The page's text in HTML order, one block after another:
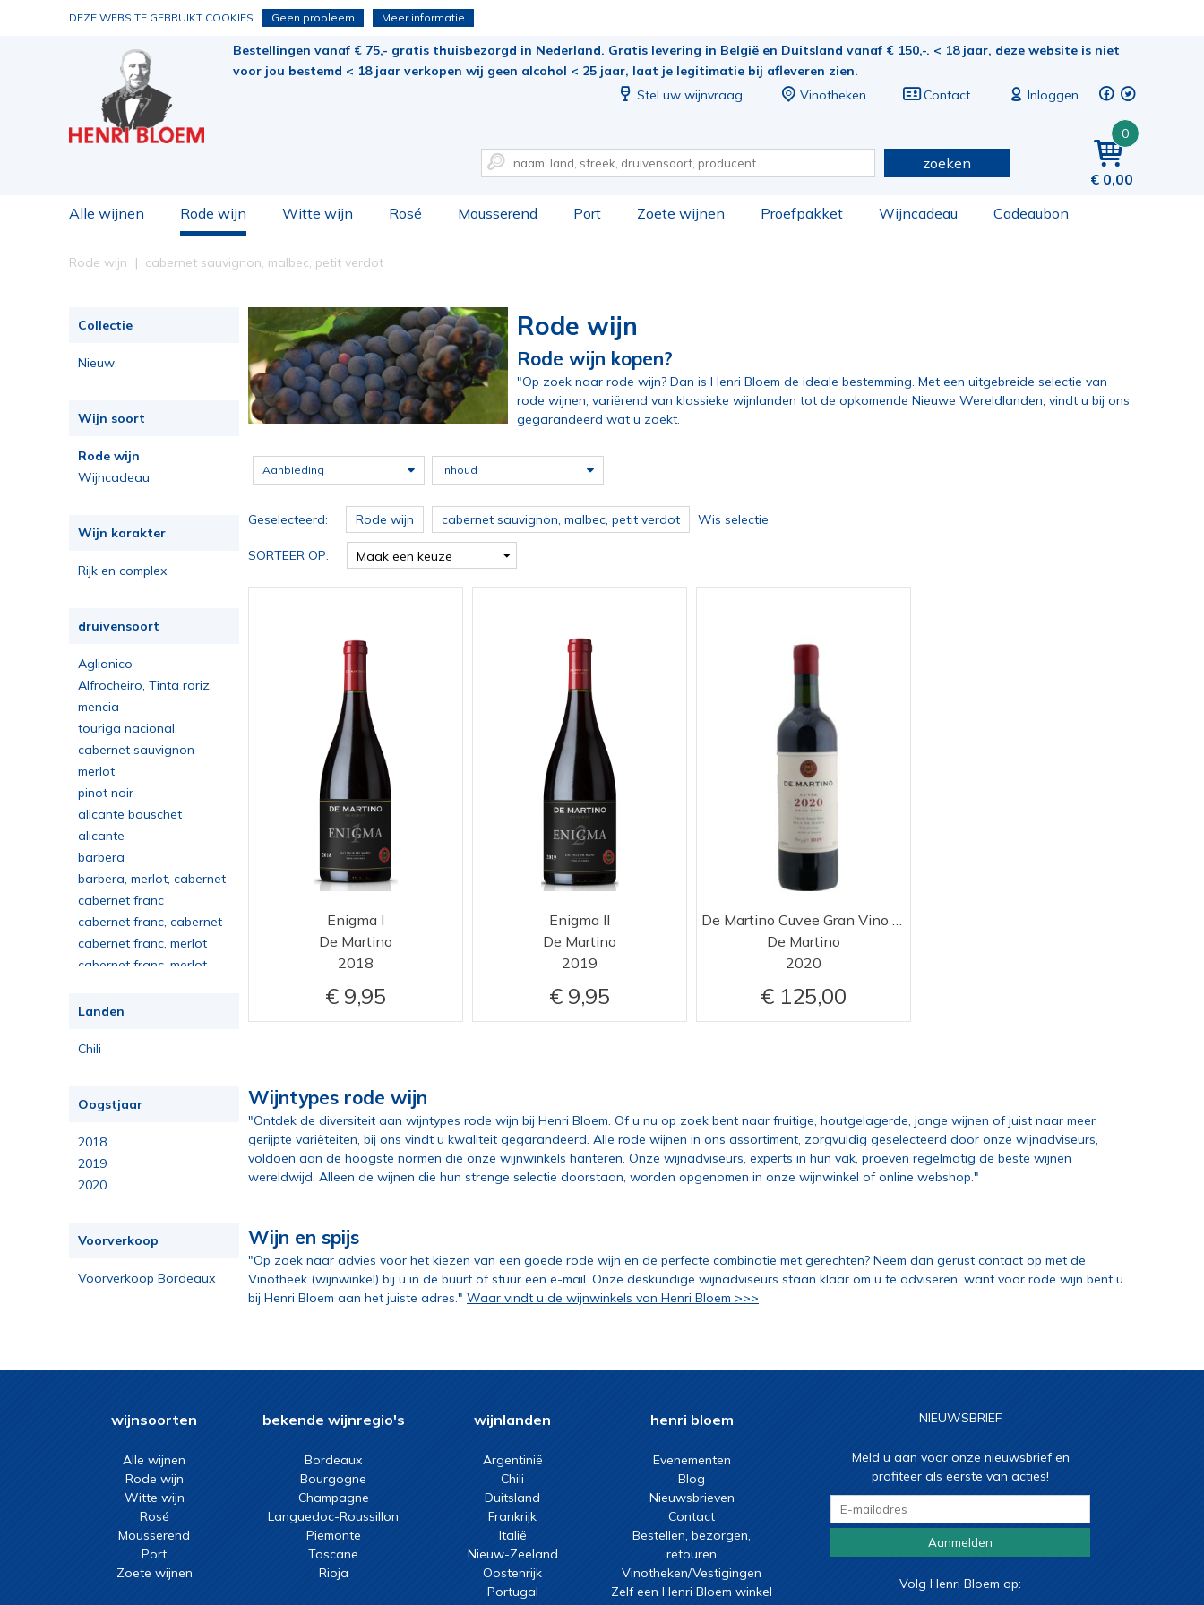
DEZE WEBSITE GEBRUIKT COOKIES Geen probleem Meer informatie
Bestellingen vanaf € 75,- gratis thuisbezorgd in Nederland. Gratis levering in België en Duitsland vanaf € 150,-. < 18 jaar, deze website is niet
voor jou bestemd < 18 jaar verkopen wij geen alcohol < 25 jaar, laat je legitimatie bij afleveren zien.
Stel uw wijnvraag
Vinotheken Contact Inloggen
0
0,00
zoeken
Alle wijnen Rode wijn Witte wijn Rosé Mousserend Port Zoete wijnen Proefpakket Wijncadeau Cadeaubon
Rode wijn cabernet sauvignon, malbec, petit verdot
Collectie
Nieuw
Wijn soort
Rode wijn
Wijncadeau
Wijn karakter
Rijk en complex
druivensoort
Aglianico
Alfrocheiro, Tinta roriz,
Jaen
mencia
touriga nacional,
aragonez, alicante bouschet
cabernet sauvignon
merlot
pinot noir
alicante bouschet
alicante
bouschet,trincadeira
barbera
barbera, merlot, cabernet
sauvignon
cabernet franc
cabernet franc, cabernet
sauvignon, merlot
cabernet franc, merlot
cabernet franc, merlot,
cabernet franc, merlot
cabernet sauvignon,
verdot, carménère
carménère, merlot
cabernet sauvignon,
malbec, petit verdot
cabernet sauvignon, merlot
cabernet sauvignon,
merlot, cabernet franc
cabernet sauvignon,
merlot, cabernet franc, petit
cabernet sauvignon,
merlot, petit verdot, cabernet
cabernet sauvignon,
merlot, syrah, sangiovese
cabernet sauvignon,
Tempranillo, Syrah
cannonau en lokale
carignan, grenache noir,
carinyena, garnacha,
cabernet sauvignon, syrah
carménère
castelão, syrah
Chardonnay, Petit Meslier,
Blanc Vrai, Arbanne
cinsault
cinsault, grenache,
Landen
Chili
Oogstjaar
2018
2019
2020
Voorverkoop
Voorverkoop Bordeaux
Rode wijn
Rode wijn kopen?
"Op zoek naar rode wijn? Dan is Henri Bloem de ideale bestemming. Met een uitgebreide selectie van
rode wijnen, variërend van klassieke wijnlanden tot de opkomende Nieuwe Wereldlanden, vindt u bij ons
gegarandeerd wat u zoekt.
Aanbieding inhoud
Geselecteerd: Rode wijn cabernet sauvignon, malbec, petit verdot Wis selectie
SORTEER OP: Maak een keuze
Enigma I
De Martino
2018
9,95
Enigma II
De Martino
2019
9,95
De Martino
2020
125,00
Wijntypes rode wijn
"Ontdek de diversiteit aan wijntypes rode wijn bij Henri Bloem. Of u nu op zoek bent naar fruitige, houtgelagerde, jonge wijnen of juist naar meer
gerijpte variëteiten, bij ons vindt u kwaliteit gegarandeerd. Alle rode wijnen in ons assortiment, zorgvuldig geselecteerd door onze wijnadviseurs,
voldoen aan de hoogste normen die onze wijnwinkels hanteren. Onze wijnadviseurs, experts in hun vak, proeven regelmatig de beste wijnen
wereldwijd. Alleen de wijnen die hun strenge selectie doorstaan, worden opgenomen in onze wijnwinkel of online webshop."
Wijn en spijs
"Op zoek naar advies voor het kiezen van een goede rode wijn en de perfecte combinatie met gerechten? Neem dan gerust contact op met de
Vinotheek (wijnwinkel) bij u in de buurt of stuur een e-mail. Onze deskundige wijnadviseurs staan klaar om u te adviseren, want voor rode wijn bent u
bij Henri Bloem aan het juiste adres." Waar vindt u de wijnwinkels van Henri Bloem >>>
wijnsoorten
Alle wijnen
Rode wijn
Witte wijn
Rosé
Mousserend
Port
Zoete wijnen
bekende wijnregio's
Bordeaux
Bourgogne
Champagne
Languedoc-Roussillon
Piemonte
Toscane
Rioja
wijnlanden
Argentinië
Chili
Duitsland
Frankrijk
Italië
Nieuw-Zeeland
Oostenrijk
Portugal
henri bloem
Evenementen
Blog
Nieuwsbrieven
Contact
Bestellen, bezorgen,
retouren
Vinotheken/Vestigingen
Zelf een Henri Bloem winkel
NIEUWSBRIEF
Meld u aan voor onze nieuwsbrief en
profiteer als eerste van acties!
Aanmelden
Volg Henri Bloem op: